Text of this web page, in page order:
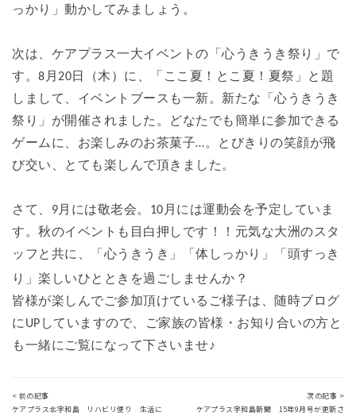
っかり」動かしてみましょう。
次は、ケアプラス一大イベントの「心うきうき祭り」で
す。8月20日（木）に、「ここ夏！とこ夏！夏祭」と題
しまして、イベントブースも一新。 新たな「心うきうき
祭り」が開催されました。
どなたでも簡単に参加できる
ゲームに、お楽しみのお茶菓子…。
とびきりの笑顔が飛
び交い、とても楽しんで頂きました。
さて、9月には敬老会。10月には運動会を予定していま
す。秋のイベントも目白押しです！！ 元気な大洲のスタ
ッフと共に、「心うきうき」「体しっかり」「頭すっき
り」楽しいひとときを過ごしませんか？
皆様が楽しんでご参加頂けているご様子は、随時ブログ
にUPしていますので、
ご家族の皆様・お知り合いの方と
も一緒にご覧になって下さいませ♪
< 前の記事
ケアプラス北宇和島 リハビリ便り 生活に
次の記事 >
ケアプラス宇和島新聞 15年9月号が更新さ